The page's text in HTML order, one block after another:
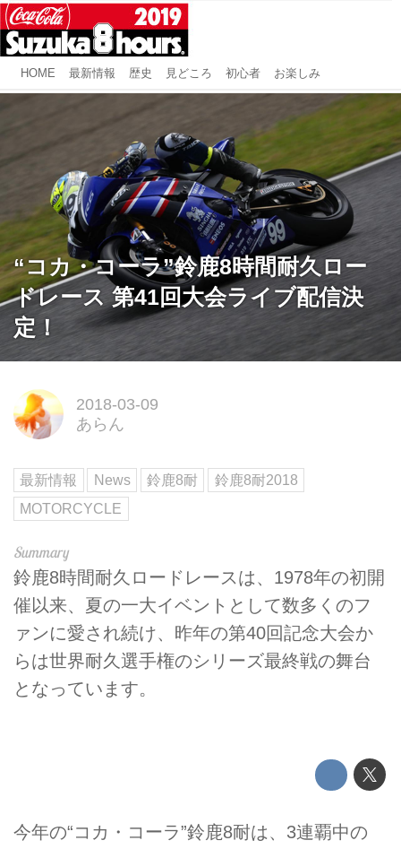
HOME 最新情報 歴史 見どころ 初心者 お楽しみ
“コカ・コーラ”鈴鹿8時間耐久ロー
ドレース 第41回大会ライブ配信決
定！
2018-03-09
あらん
最新情報 News 鈴鹿8耐
鈴鹿8耐2018
MOTORCYCLE
鈴鹿8時間耐久ロードレースは、1978年の初開
催以来、夏の一大イベントとして数多くのフ
ァンに愛され続け、昨年の第40回記念大会か
らは世界耐久選手権のシリーズ最終戦の舞台
となっています。
今年の“コカ・コーラ”鈴鹿8耐は、3連覇中の